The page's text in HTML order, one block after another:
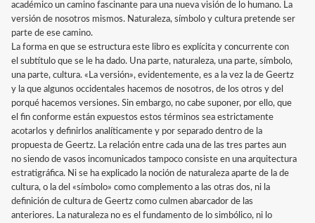
académico un camino fascinante para una nueva visión de lo humano. La
versión de nosotros mismos. Naturaleza, símbolo y cultura pretende ser
parte de ese camino.
La forma en que se estructura este libro es explícita y concurrente con
el subtítulo que se le ha dado. Una parte, naturaleza, una parte, símbolo,
una parte, cultura. «La versión», evidentemente, es a la vez la de Geertz
y la que algunos occidentales hacemos de nosotros, de los otros y del
porqué hacemos versiones. Sin embargo, no cabe suponer, por ello, que
el fin conforme están expuestos estos términos sea estrictamente
acotarlos y definirlos analíticamente y por separado dentro de la
propuesta de Geertz. La relación entre cada una de las tres partes aun
no siendo de vasos incomunicados tampoco consiste en una arquitectura
estratigráfica. Ni se ha explicado la noción de naturaleza aparte de la de
cultura, o la del «símbolo» como complemento a las otras dos, ni la
definición de cultura de Geertz como culmen abarcador de las
anteriores. La naturaleza no es el fundamento de lo simbólico, ni lo